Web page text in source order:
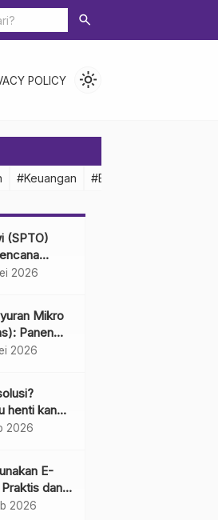
search
POLICY light_mode
#Keuangan #Ekonomi Indonesia
(SPTO)
Juni 2026,
2026
Mikro
Panen
Besar
2026
henti kan
2026
E-
dan
2026